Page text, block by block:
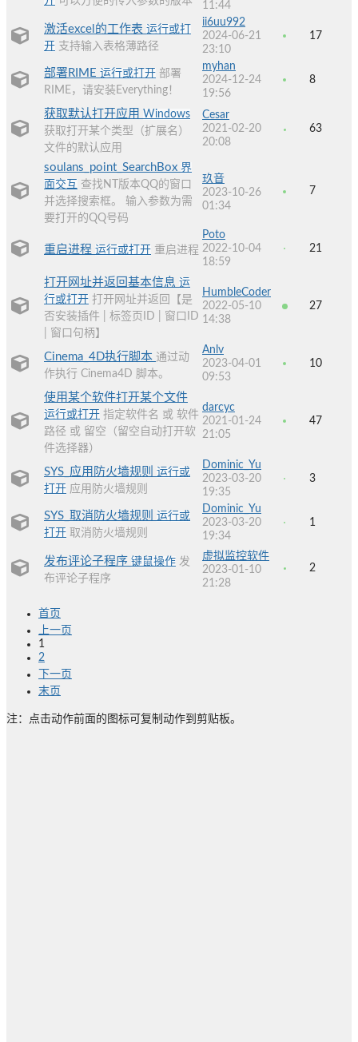
11:44
激活excel的工作表 运行或打
开 支持输入表格薄路径
ii6uu992
2024-06-21
23:10
17
部署RIME 运行或打开 部署
RIME，请安装Everything！
myhan
2024-12-24
19:56
8
获取默认打开应用 Windows
获取打开某个类型（扩展名）
文件的默认应用
Cesar
2021-02-20
20:08
63
soulans_point_SearchBox 界
面交互 查找NT版本QQ的窗口
并选择搜索框。 输入参数为需
要打开的QQ号码
玖音
2023-10-26
01:34
7
重启进程 运行或打开 重启进程
Poto
2022-10-04
18:59
21
打开网址并返回基本信息 运
行或打开 打开网址并返回【是
否安装插件 | 标签页ID | 窗口ID
| 窗口句柄】
HumbleCoder
2022-05-10
14:38
27
Cinema_4D执行脚本 通过动
作执行 Cinema4D 脚本。
Anlv
2023-04-01
09:53
10
使用某个软件打开某个文件
运行或打开 指定软件名 或 软件
路径 或 留空（留空自动打开软
件选择器）
darcyc
2021-01-24
21:05
47
SYS_应用防火墙规则 运行或
打开 应用防火墙规则
Dominic_Yu
2023-03-20
19:35
3
SYS_取消防火墙规则 运行或
打开 取消防火墙规则
Dominic_Yu
2023-03-20
19:34
1
发布评论子程序 键鼠操作 发
布评论子程序
虚拟监控软件
2023-01-10
21:28
2
首页
上一页
1
2
下一页
末页
注：点击动作前面的图标可复制动作到剪贴板。